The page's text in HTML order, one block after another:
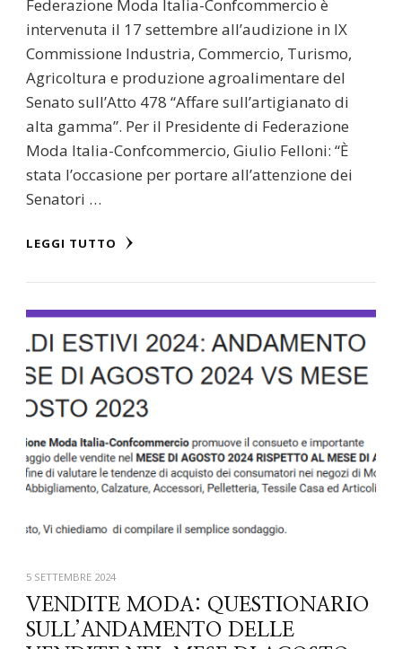
Federazione Moda Italia-Confcommercio è
intervenuta il 17 settembre all’audizione in IX
Commissione Industria, Commercio, Turismo,
Agricoltura e produzione agroalimentare del
Senato sull’Atto 478 “Affare sull’artigianato di
alta gamma”. Per il Presidente di Federazione
Moda Italia-Confcommercio, Giulio Felloni: “È
stata l’occasione per portare all’attenzione dei
Senatori …
LEGGI TUTTO
5 SETTEMBRE 2024
VENDITE MODA: QUESTIONARIO
SULL’ANDAMENTO DELLE